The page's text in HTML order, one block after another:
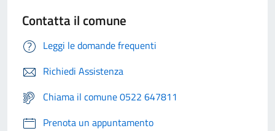
Contatta il comune
Leggi le domande frequenti
Richiedi Assistenza
Chiama il comune 0522 647811
Prenota un appuntamento